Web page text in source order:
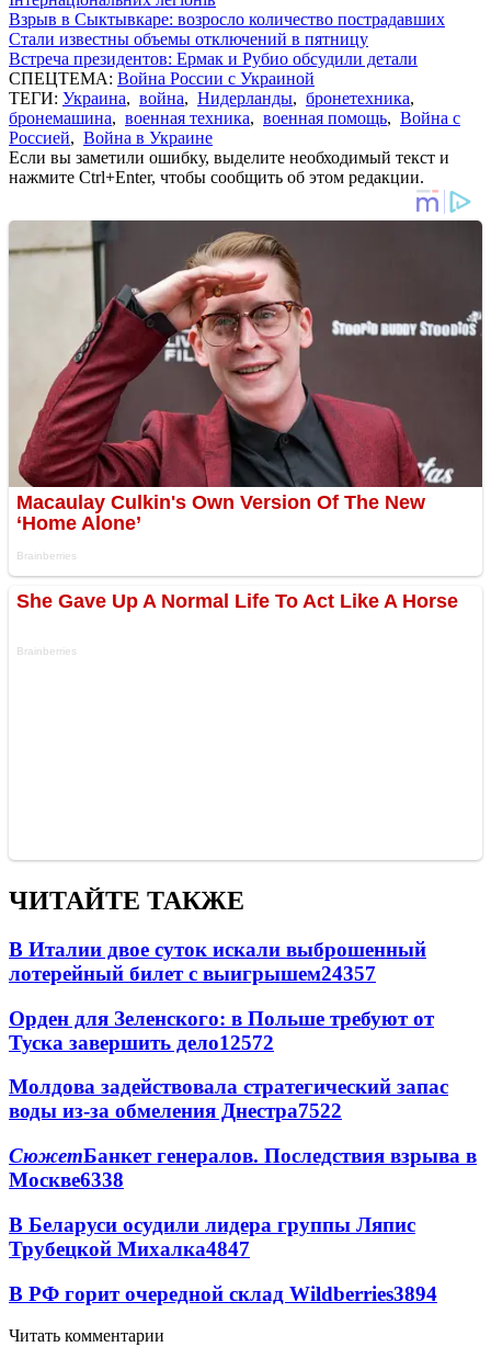
Взрыв в Сыктывкаре: возросло количество пострадавших
Стали известны объемы отключений в пятницу
Встреча президентов: Ермак и Рубио обсудили детали
СПЕЦТЕМА: Война России с Украиной
ТЕГИ: Украина, война, Нидерланды, бронетехника,
бронемашина, военная техника, военная помощь, Война с
Россией, Война в Украине
Если вы заметили ошибку, выделите необходимый текст и
нажмите Ctrl+Enter, чтобы сообщить об этом редакции.
ЧИТАЙТЕ ТАКЖЕ
В Италии двое суток искали выброшенный
лотерейный билет с выигрышем24357
Орден для Зеленского: в Польше требуют от
Туска завершить дело12572
Молдова задействовала стратегический запас
воды из-за обмеления Днестра7522
СюжетБанкет генералов. Последствия взрыва в
Москве6338
В Беларуси осудили лидера группы Ляпис
Трубецкой Михалка4847
В РФ горит очередной склад Wildberries3894
Читать комментарии